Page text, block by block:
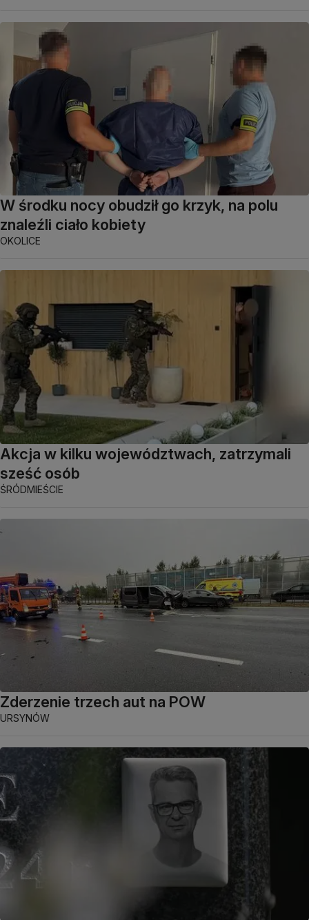
W środku nocy obudził go krzyk, na polu
znaleźli ciało kobiety
OKOLICE
Akcja w kilku województwach, zatrzymali
sześć osób
ŚRÓDMIEŚCIE
Zderzenie trzech aut na POW
URSYNÓW